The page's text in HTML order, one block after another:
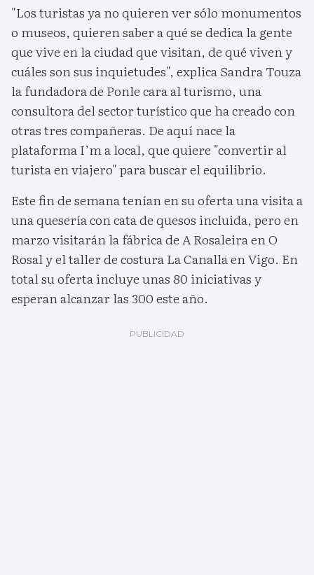
"Los turistas ya no quieren ver sólo monumentos
o museos, quieren saber a qué se dedica la gente
que vive en la ciudad que visitan, de qué viven y
cuáles son sus inquietudes", explica Sandra Touza
la fundadora de Ponle cara al turismo, una
consultora del sector turístico que ha creado con
otras tres compañeras. De aquí nace la
plataforma I’m a local, que quiere "convertir al
turista en viajero" para buscar el equilibrio.
Este fin de semana tenían en su oferta una visita a
una quesería con cata de quesos incluida, pero en
marzo visitarán la fábrica de A Rosaleira en O
Rosal y el taller de costura La Canalla en Vigo. En
total su oferta incluye unas 80 iniciativas y
esperan alcanzar las 300 este año.